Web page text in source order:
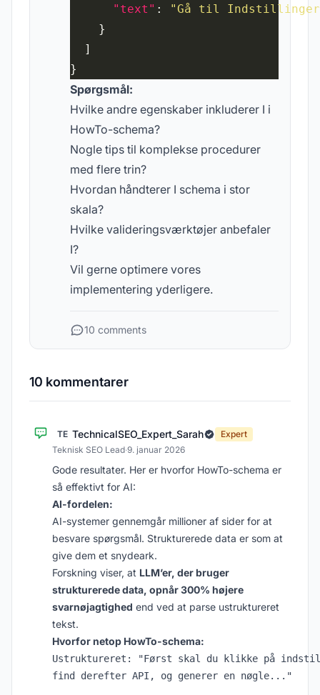
"text" :
"Gå til Indstillinger
Spørgsmål:
Hvilke andre egenskaber inkluderer I i
HowTo-schema?
Nogle tips til komplekse procedurer
med flere trin?
Hvordan håndterer I schema i stor
skala?
Hvilke valideringsværktøjer anbefaler
I?
Vil gerne optimere vores
implementering yderligere.
10 comments
10 kommentarer
TE TechnicalSEO_Expert_Sarah
Expert
Teknisk SEO Lead·9. januar 2026
Gode resultater. Her er hvorfor HowTo-schema er
så effektivt for AI:
AI-fordelen:
AI-systemer gennemgår millioner af sider for at
besvare spørgsmål. Strukturerede data er som at
give dem et snydeark.
Forskning viser, at LLM’er, der bruger
strukturerede data, opnår 300% højere
svarnøjagtighed end ved at parse ustruktureret
tekst.
Hvorfor netop HowTo-schema:
Ustruktureret: "Først skal du klikke på
find derefter API, og generer en nøgle..."